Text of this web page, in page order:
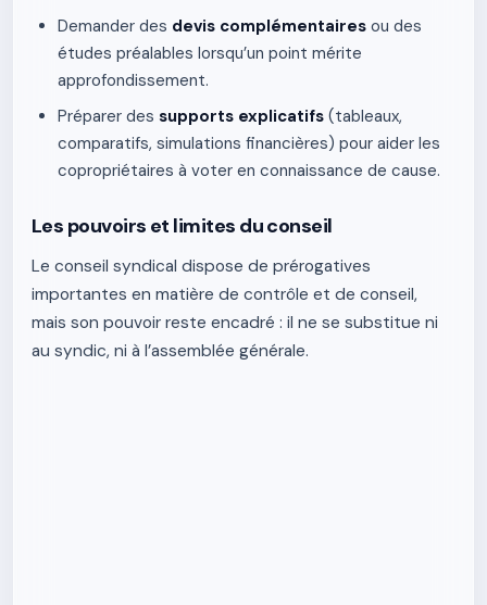
Demander des devis complémentaires ou des
études préalables lorsqu’un point mérite
approfondissement.
Préparer des supports explicatifs (tableaux,
comparatifs, simulations financières) pour aider les
copropriétaires à voter en connaissance de cause.
Les pouvoirs et limites du conseil
Le conseil syndical dispose de prérogatives
importantes en matière de contrôle et de conseil,
mais son pouvoir reste encadré : il ne se substitue ni
au syndic, ni à l’assemblée générale.